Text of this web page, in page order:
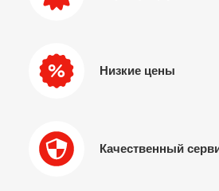
Низкие цены
Качественный